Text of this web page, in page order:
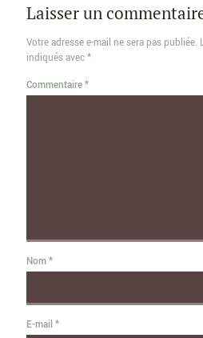
Laisser un
Votre adresse e-mail ne sera pas publiée.
indiqués avec*
Commentaire*
Nom*
E-mail *